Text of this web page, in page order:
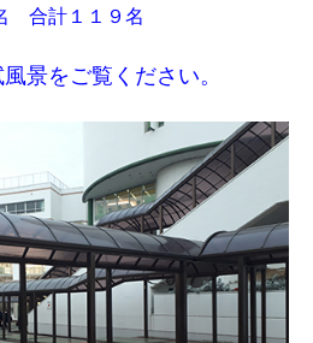
合計１１９名
景をご覧ください。